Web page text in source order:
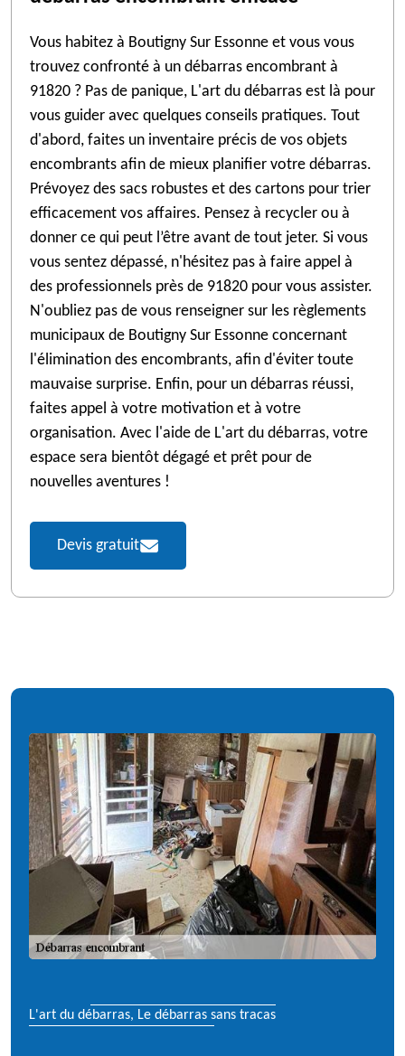
Vous habitez à Boutigny Sur Essonne et vous vous
trouvez confronté à un débarras encombrant à
91820 ? Pas de panique, L'art du débarras est là pour
vous guider avec quelques conseils pratiques. Tout
d'abord, faites un inventaire précis de vos objets
encombrants afin de mieux planifier votre débarras.
Prévoyez des sacs robustes et des cartons pour trier
efficacement vos affaires. Pensez à recycler ou à
donner ce qui peut l’être avant de tout jeter. Si vous
vous sentez dépassé, n'hésitez pas à faire appel à
des professionnels près de 91820 pour vous assister.
N'oubliez pas de vous renseigner sur les règlements
municipaux de Boutigny Sur Essonne concernant
l'élimination des encombrants, afin d'éviter toute
mauvaise surprise. Enfin, pour un débarras réussi,
faites appel à votre motivation et à votre
organisation. Avec l'aide de L'art du débarras, votre
espace sera bientôt dégagé et prêt pour de
nouvelles aventures !
Devis gratuit
L'art du débarras, Le débarras sans tracas